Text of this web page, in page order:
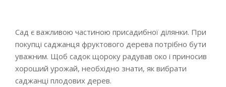
Сад є важливою частиною присадибної ділянки. При
покупці саджанця фруктового дерева потрібно бути
уважним. Щоб садок щороку радував око і приносив
хороший урожай, необхідно знати, як вибрати
саджанці плодових дерев.